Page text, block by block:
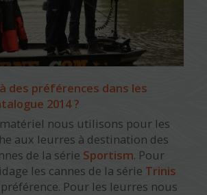
des préférences dans les
2014 ?
nous utilisons pour les
aux leurres à destination des
de la série Sportism. Pour
les cannes de la série Trinis
Pour les leurres nous